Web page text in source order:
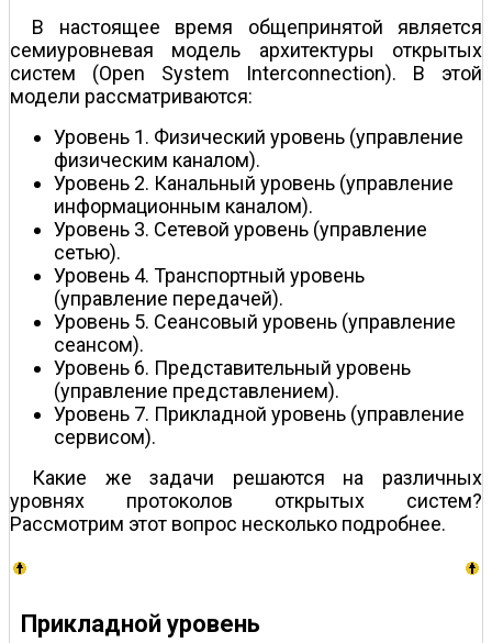
В настоящее время общепринятой является
семиуровневая модель архитектуры открытых
систем (Open System Interconnection). В этой
модели рассматриваются:
Уровень 1. Физический уровень (управление
физическим каналом).
Уровень 2. Канальный уровень (управление
информационным каналом).
Уровень 3. Сетевой уровень (управление
сетью).
Уровень 4. Транспортный уровень
(управление передачей).
Уровень 5. Сеансовый уровень (управление
сеансом).
Уровень 6. Представительный уровень
(управление представлением).
Уровень 7. Прикладной уровень (управление
сервисом).
Какие же задачи решаются на различных
уровнях протоколов открытых систем?
Рассмотрим этот вопрос несколько подробнее.
Прикладной уровень